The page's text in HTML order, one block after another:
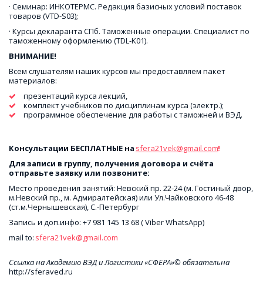
· Семинар: ИНКОТЕРМС. Редакция базисных условий поставок
товаров (VTD-S03);
· Курсы декларанта СПб. Таможенные операции. Специалист по
таможенному оформлению (TDL-K01).
ВНИМАНИЕ!
Всем слушателям наших курсов мы предоставляем пакет
материалов:
презентаций курса лекций,
комплект учебников по дисциплинам курса (электр.);
программное обеспечение для работы с таможней и ВЭД.
Консультации БЕСПЛАТНЫЕ на sfera21vek@gmail.com!
Для записи в группу, получения договора и счёта
отправьте заявку или позвоните:
Место проведения занятий: Невский пр. 22-24 (м. Гостиный двор,
м.Невский пр., м. Адмиралтейская) или Ул.Чайковского 46-48
(ст.м.Чернышевская), С.-Петербург
Запись и доп.инфо: +7 981 145 13 68 ( Viber WhatsApp)
mail to: sfera21vek@gmail.com
Ссылка на Академию ВЭД и Логистики «СФЕРА»© обязательна
http://sferaved.ru